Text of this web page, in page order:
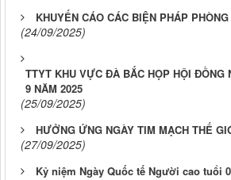
KHUYẾN CÁO CÁC BIỆN PHÁP
(24/09/2025)
TTYT KHU VỰC ĐÀ BẮC HỌP HỘI ĐỒNG
9 NĂM 2025
(25/09/2025)
HƯỞNG ỨNG NGÀY TIM MẠCH THẾ
(27/09/2025)
Kỷ niệm Ngày Quốc tế Người cao tuổi